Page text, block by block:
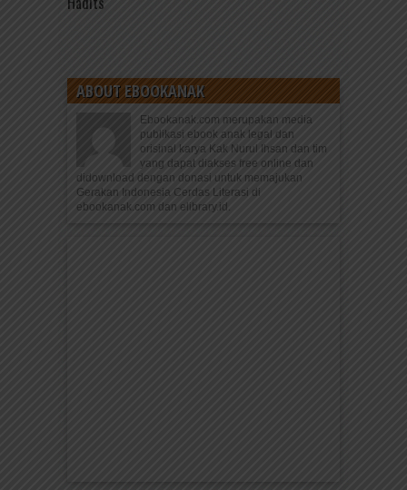
ABOUT EBOOKANAK
Ebookanak.com merupakan media
publikasi ebook anak legal dan
orisinal karya Kak Nurul Ihsan dan tim
yang dapat diakses free online dan
didownload dengan donasi untuk memajukan
Gerakan Indonesia Cerdas Literasi di
ebookanak.com dan elibrary.id.